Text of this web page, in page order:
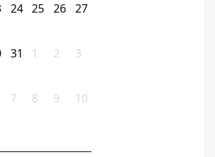
24 25 26 27
31 1 2 3
7 8 9 10